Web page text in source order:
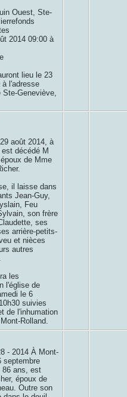
Ouest, Ste-
2014 09:00 à
lieu le 23
à l'adresse
Geneviève,
août 2014, à
décédé M
de Mme
il laisse dans
Jean-Guy,
Feu
son frère
ses
arrière-petits-
et nièces
autres
les
l'église de
le 6
suivies
de l'inhumation
Rolland.
- 2014 À Mont-
septembre
86 ans, est
époux de
Outre son